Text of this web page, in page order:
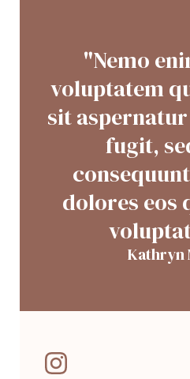
"Nemo
voluptatem
sit
fugit,
dolores eos
Kathryn